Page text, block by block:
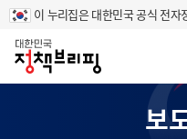
이 누리집은 대한민국 공식 전자
홈
보